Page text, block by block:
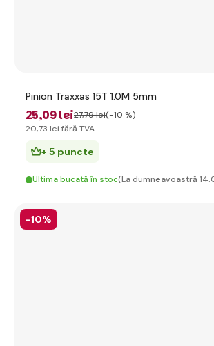
Pinion Traxxas 15T 1.0M 5mm
25,09 lei27,79 lei(-10 %)
20,73 lei fără TVA
+ 5 puncte
Ultima bucată în stoc(La dumneavoastră
-10%